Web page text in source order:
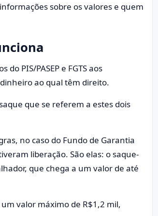
informações sobre os valores e quem
PIS/PASEP e FGTS aos
ao qual têm direito.
que se referem a estes dois
no caso do Fundo de Garantia
liberação. São elas: o saque-
que chega a um valor de até
um valor máximo de R$1,2 mil,